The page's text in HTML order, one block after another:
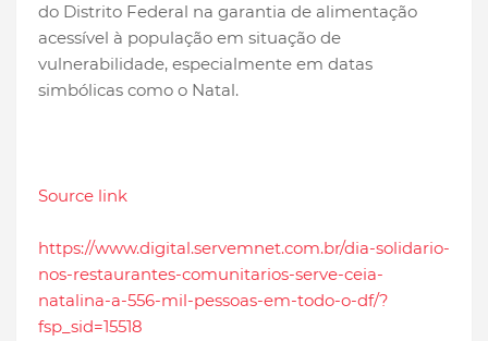
do Distrito Federal na garantia de alimentação
acessível à população em situação de
vulnerabilidade, especialmente em datas
simbólicas como o Natal.
Source link
https://www.digital.servemnet.com.br/dia-solidario-
nos-restaurantes-comunitarios-serve-ceia-
natalina-a-556-mil-pessoas-em-todo-o-df/?
fsp_sid=15518